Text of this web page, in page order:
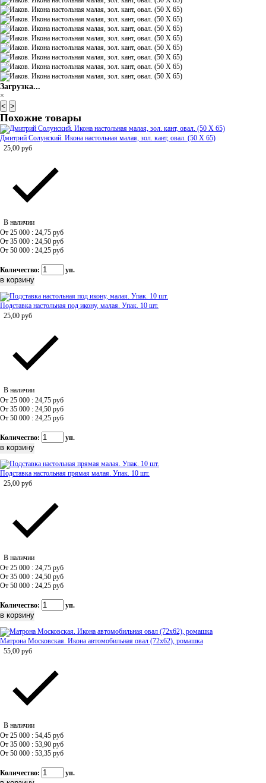
Загрузка...
×
< >
Похожие товары
Дмитрий Солунский. Икона настольная малая, зол. кант, овал. (50 Х 65)
25,00 руб
В наличии
От 25 000 : 24,75 руб
От 35 000 : 24,50 руб
От 50 000 : 24,25 руб
Количество: уп.
Подставка настольная под икону, малая. Упак. 10 шт.
25,00 руб
В наличии
От 25 000 : 24,75 руб
От 35 000 : 24,50 руб
От 50 000 : 24,25 руб
Количество: уп.
Подставка настольная прямая малая. Упак. 10 шт.
25,00 руб
В наличии
От 25 000 : 24,75 руб
От 35 000 : 24,50 руб
От 50 000 : 24,25 руб
Количество: уп.
Матрона Московская. Икона автомобильная овал (72х62), ромашка
55,00 руб
В наличии
От 25 000 : 54,45 руб
От 35 000 : 53,90 руб
От 50 000 : 53,35 руб
Количество: уп.